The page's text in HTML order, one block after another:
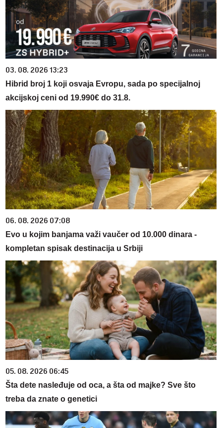
03. 08. 2026 13:23
Hibrid broj 1 koji osvaja Evropu, sada po specijalnoj
akcijskoj ceni od 19.990€ do 31.8.
06. 08. 2026 07:08
Evo u kojim banjama važi vaučer od 10.000 dinara -
kompletan spisak destinacija u Srbiji
05. 08. 2026 06:45
Šta dete nasleđuje od oca, a šta od majke? Sve što
treba da znate o genetici